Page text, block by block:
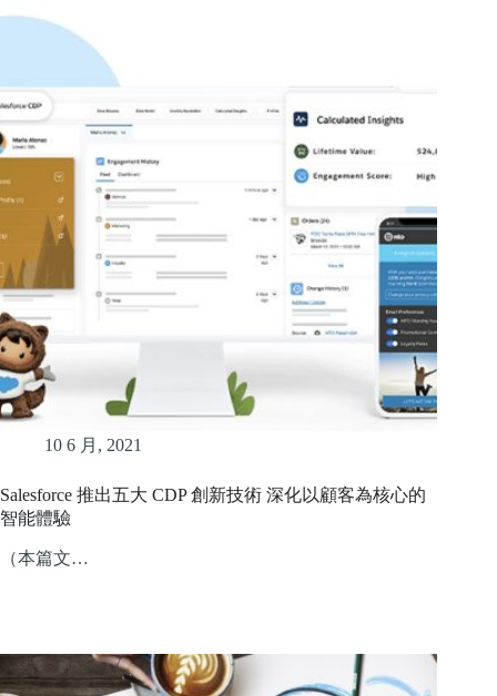
10 6 月, 2021
Salesforce 推出五大 CDP 創新技術 深化以顧客為核心的
智能體驗
（本篇文…